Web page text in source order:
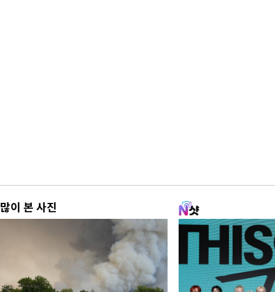
많이 본 사진